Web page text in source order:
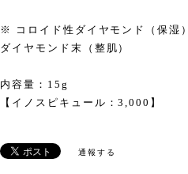
※ コロイド性ダイヤモンド（保湿）
ダイヤモンド末（整肌）
内容量：15g
【イノスピキュール：3,000】
通報する